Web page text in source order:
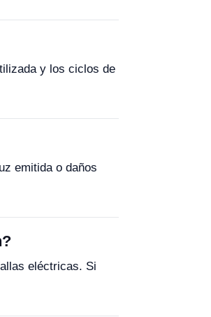
y los ciclos de
emitida o daños
eléctricas. Si